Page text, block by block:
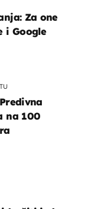
Za one
i Google
na 100